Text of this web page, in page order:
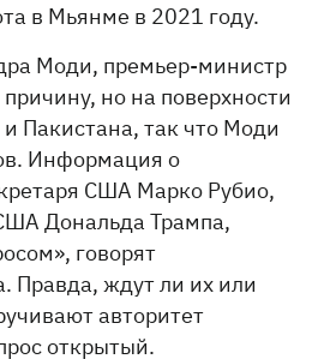
в Мьянме в 2021 году.
Моди, премьер-министр
но на поверхности
Пакистана, так что Моди
Информация о
США Марко Рубио,
Дональда Трампа,
говорят
Правда, ждут ли их или
авторитет
открытый.